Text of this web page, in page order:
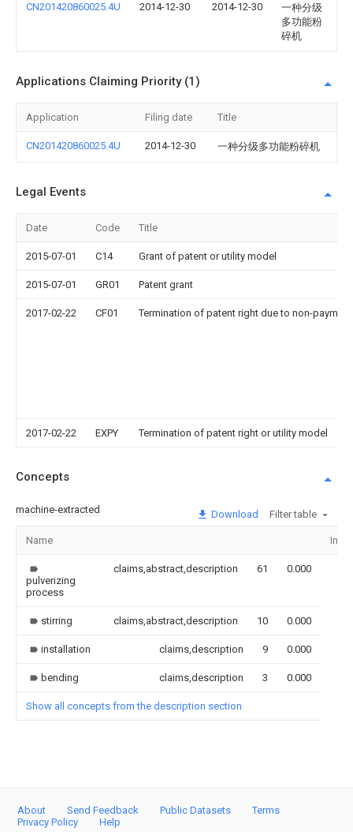
CN201420860025.4U 2014-12-30 2014-12-30
一种分级
多功能粉
碎机
Applications Claiming Priority (1)
Application Filing date Title
CN201420860025.4U 2014-12-30 一种分级多功能粉碎机
Legal Events
Date Code Title
2015-07-01 C14 Grant of patent or utility model
2015-07-01 GR01 Patent grant
2017-02-22 CF01 Termination of patent right due to non-
2017-02-22 EXPY Termination of patent right or utility model
Concepts
machine-extracted Download Filter table
Name
pulverizing
process
claims,abstract,description 61 0.000
stirring claims,abstract,description 10 0.000
installation claims,description 9 0.000
bending claims,description 3 0.000
Show all concepts from the description section
About Send Feedback Public Datasets
Terms
Privacy Policy
Help